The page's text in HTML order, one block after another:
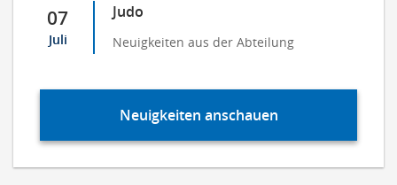
07
Juli
Judo
Neuigkeiten aus der Abteilung
Neuigkeiten anschauen